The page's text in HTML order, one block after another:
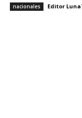
nacionales Editor